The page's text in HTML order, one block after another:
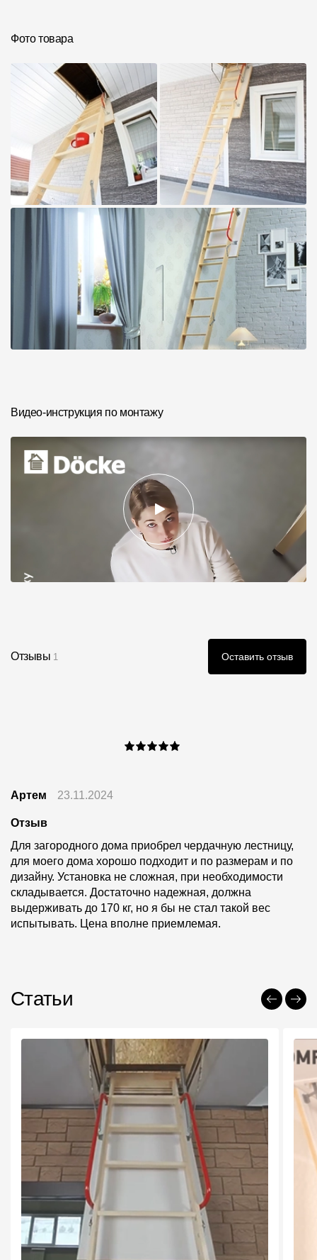
Фото товара
Видео-инструкция по монтажу
Отзывы 1 Оставить отзыв
Артем 23.11.2024
Отзыв
Для загородного дома приобрел чердачную лестницу,
для моего дома хорошо подходит и по размерам и по
дизайну. Установка не сложная, при необходимости
складывается. Достаточно надежная, должна
выдерживать до 170 кг, но я бы не стал такой вес
испытывать. Цена вполне приемлемая.
Статьи